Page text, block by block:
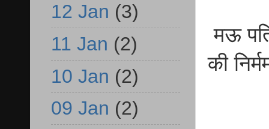
मऊ
की
12 Jan (3)
11 Jan (2)
10 Jan (2)
09 Jan (2)